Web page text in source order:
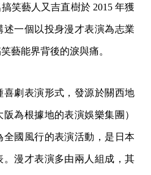
笑藝人又吉直樹於 2015 年獲
一個以投身漫才表演為志業
藝能界背後的淚與痛。
劇表演形式，發源於關西地
為根據地的表演娛樂集團）
國風行的表演活動，是日本
漫才表演多由兩人組成，其